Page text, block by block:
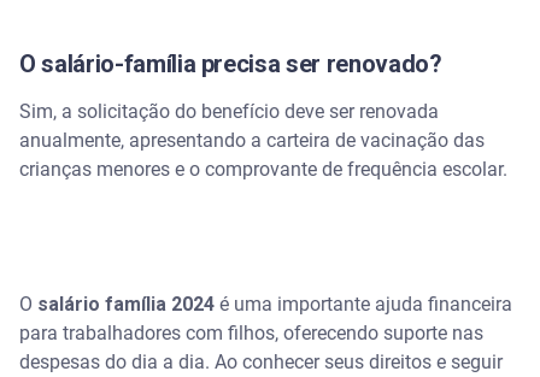
O salário-família precisa ser renovado?
Sim, a solicitação do benefício deve ser renovada
anualmente, apresentando a carteira de vacinação das
crianças menores e o comprovante de frequência escolar.
O salário família 2024 é uma importante ajuda financeira
para trabalhadores com filhos, oferecendo suporte nas
despesas do dia a dia. Ao conhecer seus direitos e seguir